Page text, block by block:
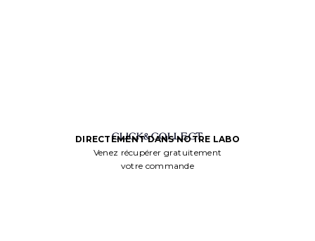
CLICK&COLLECT
DIRECTEMENT DANS NOTRE LABO
Venez récupérer gratuitement
votre commande